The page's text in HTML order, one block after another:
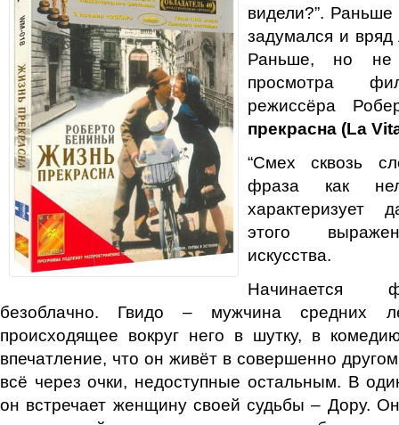
видели?”.
задумался и вряд
Раньше, но не
просмотра
режиссёра
прекрасна (La
“Смех сквозь
фраза как
характеризует
этого
искусства.
Начинается
безоблачно. Гвидо – мужчина средних
происходящее вокруг него в шутку, в
впечатление, что он живёт в совершенно
всё через очки, недоступные остальным. В
он встречает женщину своей судьбы – Дору.